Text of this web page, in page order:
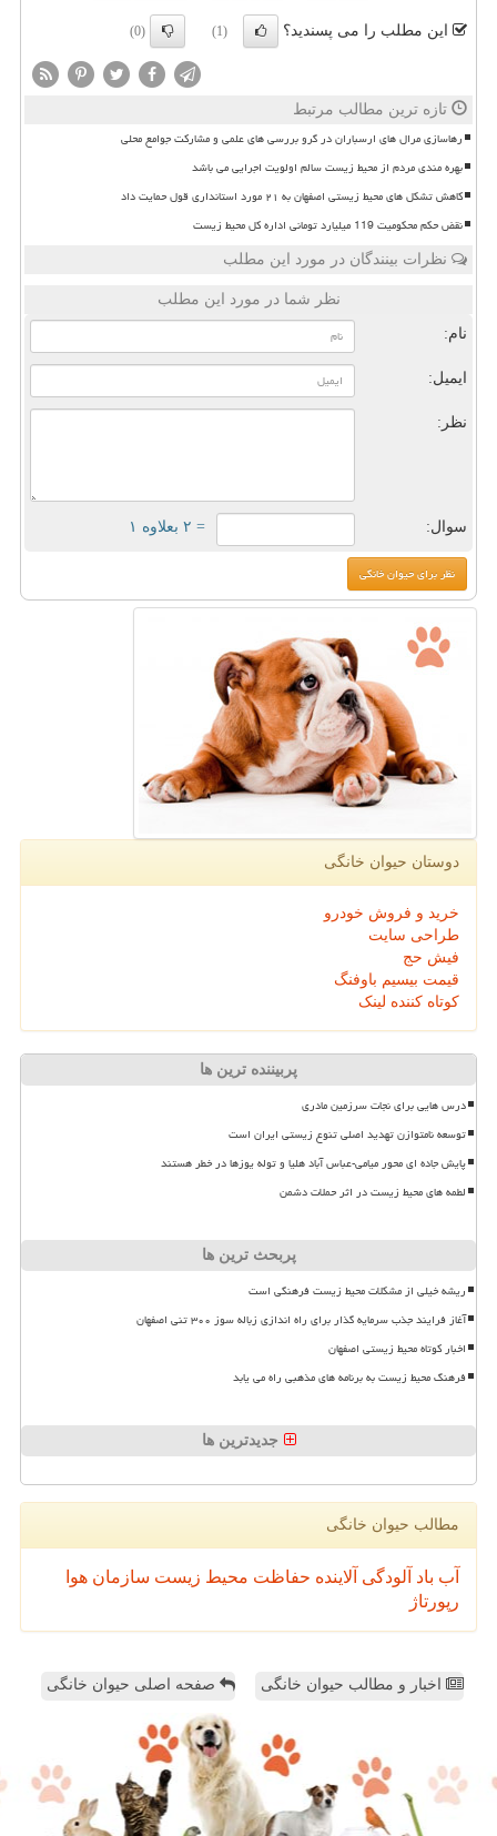
این مطلب را می پسندید؟ (1)
(0)
تازه ترین مطالب مرتبط
رهاسازی مرال های ارسباران در گرو بررسی های علمی و مشارکت جوامع محلی
بهره مندی مردم از محیط زیست سالم اولویت اجرایی می باشد
کاهش تشکل های محیط زیستی اصفهان به ۲۱ مورد استانداری قول حمایت داد
نقض حکم محکومیت 119 میلیارد تومانی اداره کل محیط زیست
نظرات بینندگان در مورد این مطلب
نظر شما در مورد این مطلب
نام:
ایمیل:
نظر:
سوال: = ۲ بعلاوه ۱
دوستان حیوان خانگی
خرید و فروش خودرو
طراحی سایت
فیش حج
قیمت بیسیم باوفنگ
کوتاه کننده لینک
پربیننده ترین ها
درس هایی برای نجات سرزمین مادری
توسعه نامتوازن تهدید اصلی تنوع زیستی ایران است
پایش جاده ای محور میامی-عباس آباد هلیا و توله یوزها در خطر هستند
لطمه های محیط زیست در اثر حملات دشمن
پربحث ترین ها
ریشه خیلی از مشکلات محیط زیست فرهنگی است
آغاز فرایند جذب سرمایه گذار برای راه اندازی زباله سوز ۳۰۰ تنی اصفهان
اخبار کوتاه محیط زیستی اصفهان
فرهنگ محیط زیست به برنامه های مذهبی راه می یابد
جدیدترین ها
مطالب حیوان خانگی
آب باد آلودگی آلاینده حفاظت محیط زیست سازمان هوا
رپورتاژ
اخبار و مطالب حیوان خانگی صفحه اصلی حیوان خانگی